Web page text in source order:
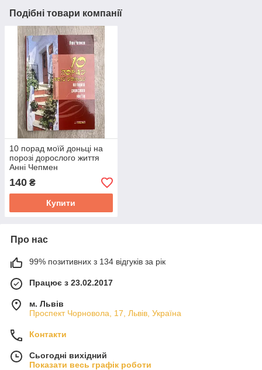
Подібні товари компанії
10 порад моїй доньці на
порозі дорослого життя
Анні Чепмен
140 ₴
Купити
Про нас
99% позитивних з 134 відгуків за рік
Працює з 23.02.2017
м. Львів
Проспект Чорновола, 17, Львів, Україна
Контакти
Сьогодні вихідний
Показати весь графік роботи